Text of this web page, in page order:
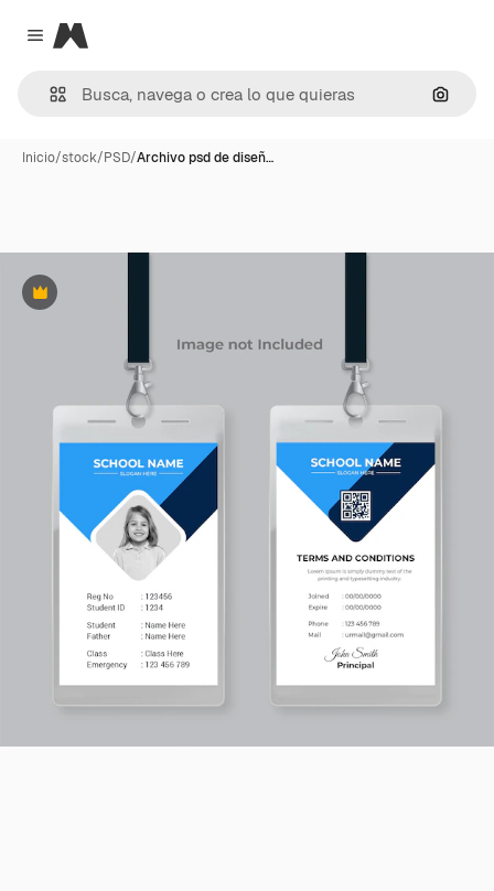
Close menu
Magnific
Inicio/stock/PSD/Archivo psd de diseñ…
Premium